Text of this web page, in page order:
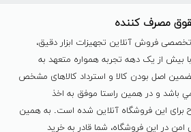
مصرف کننده
فروش آنلاین تجهیزات ابزار دقیق،
بیش از یک دهه تجربه همواره متعهد به
اصل بودن کالا و استرداد کالاهای مشخص
مي باشد و در همين راستا موفق به اخذ
برای این فروشگاه آنلاین شده است. به همين
در این فروشگاه، شما قادر به خرید